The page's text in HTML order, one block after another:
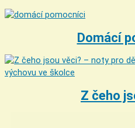
Domácí
Z čeho